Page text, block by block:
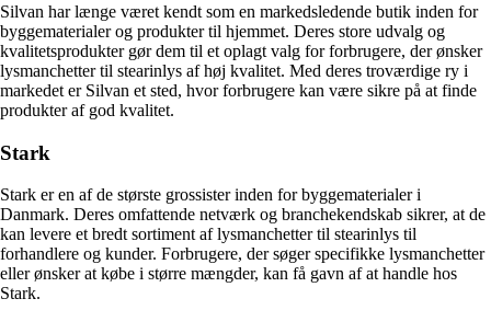
Silvan har længe været kendt som en markedsledende butik inden for
byggematerialer og produkter til hjemmet. Deres store udvalg og
kvalitetsprodukter gør dem til et oplagt valg for forbrugere, der ønsker
lysmanchetter til stearinlys af høj kvalitet. Med deres troværdige ry i
markedet er Silvan et sted, hvor forbrugere kan være sikre på at finde
produkter af god kvalitet.
Stark
Stark er en af de største grossister inden for byggematerialer i
Danmark. Deres omfattende netværk og branchekendskab sikrer, at de
kan levere et bredt sortiment af lysmanchetter til stearinlys til
forhandlere og kunder. Forbrugere, der søger specifikke lysmanchetter
eller ønsker at købe i større mængder, kan få gavn af at handle hos
Stark.